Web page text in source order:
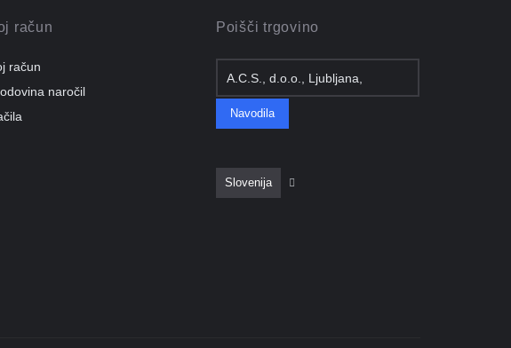
račun
račun
naročil
Poišči trgovino
A.C.S., d.o.o., Ljubljana,
Celovška cesta 108, 1000
Ljubljana
Navodila
Slovenija